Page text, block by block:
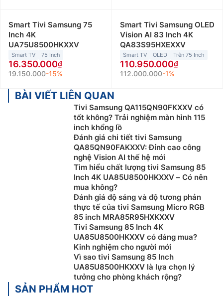
Smart Tivi Samsung 75
Inch 4K
UA75U8500HKXXV
Smart TV 75 Inch
16.350.000
19.150.000-15%
Smart Tivi Samsung OLED
Vision AI 83 Inch 4K
QA83S95HXEXXV
Smart TV OLED Trên 75 Inch
110.950.000
112.000.000-1%
BÀI VIẾT LIÊN QUAN
Tivi Samsung QA115QN90FKXXV có
tốt không? Trải nghiệm màn hình 115
inch khổng lồ
Đánh giá chi tiết tivi Samsung
QA85QN90FAKXXV: Đỉnh cao công
nghệ Vision AI thế hệ mới
Tìm hiểu chất lượng tivi Samsung 85
Inch 4K UA85U8500HKXXV – Có nên
mua không?
Đánh giá độ sáng và độ tương phản
thực tế của tivi Samsung Micro RGB
85 inch MRA85R95HXKXXV
Tivi Samsung 85 Inch 4K
UA85U8500HKXXV có đáng mua?
Kinh nghiệm cho người mới
Vì sao tivi Samsung 85 Inch
UA85U8500HKXXV là lựa chọn lý
tưởng cho phòng khách rộng?
SẢN PHẨM HOT